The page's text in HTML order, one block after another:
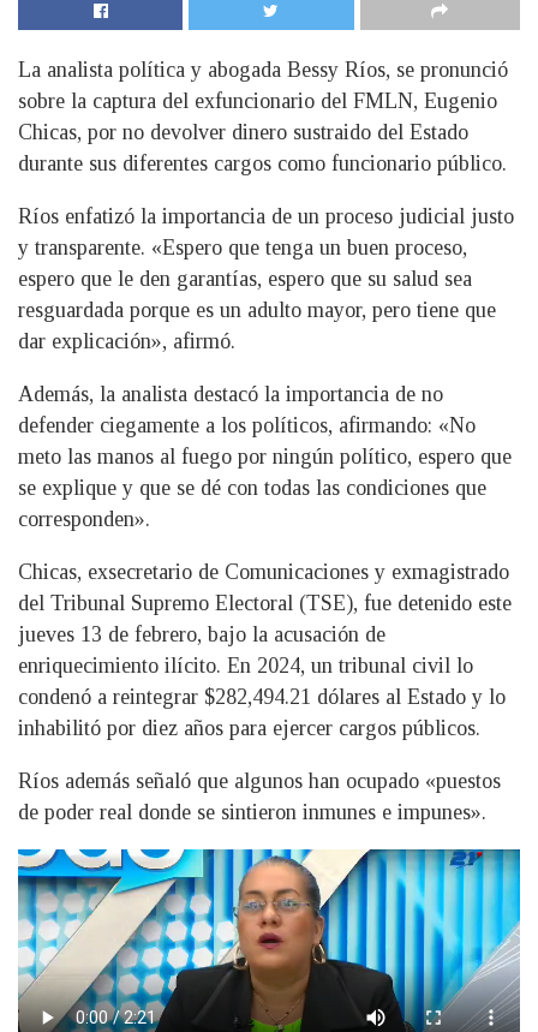
La analista política y abogada Bessy Ríos, se pronunció
sobre la captura del exfuncionario del FMLN, Eugenio
Chicas, por no devolver dinero sustraido del Estado
durante sus diferentes cargos como funcionario público.
Ríos enfatizó la importancia de un proceso judicial justo
y transparente. «Espero que tenga un buen proceso,
espero que le den garantías, espero que su salud sea
resguardada porque es un adulto mayor, pero tiene que
dar explicación», afirmó.
Además, la analista destacó la importancia de no
defender ciegamente a los políticos, afirmando: «No
meto las manos al fuego por ningún político, espero que
se explique y que se dé con todas las condiciones que
corresponden».
Chicas, exsecretario de Comunicaciones y exmagistrado
del Tribunal Supremo Electoral (TSE), fue detenido este
jueves 13 de febrero, bajo la acusación de
enriquecimiento ilícito. En 2024, un tribunal civil lo
condenó a reintegrar $282,494.21 dólares al Estado y lo
inhabilitó por diez años para ejercer cargos públicos.
Ríos además señaló que algunos han ocupado «puestos
de poder real donde se sintieron inmunes e impunes».